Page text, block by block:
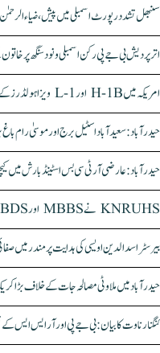
سنبھل تشدد رپورٹ اسمبلی میں پیش، ضیاء
اتر پردیش بی جے پی رکن اسمبلی ونود سنگھ پر
امریکہ میں H-1B اور L-1 ویزا ہولڈرز کے لیے بڑی راحت، اب ملک چھوڑے بغیر ویزا تجدید ممکن
حیدرآباد: سعیدآباد اسٹیل برج اور موسیٰ رام باغ
حیدرآباد: عارضی آر ٹی سی بس اسٹینڈ بارش میں
KNRUHS نے MBBS اور BDS داخلوں کا نوٹیفکیشن جاری کر دیا
بیرسٹر اسدالدین اویسی کی ہدایت پر مندر میں
حیدرآباد میں ملاوٹی مصالحہ جات کے خلاف بڑا کریک ڈاؤن، 25 ٹن سے زائد
کنگنا رناوت کا بیان: بی جے پی اور آر ایس ایس